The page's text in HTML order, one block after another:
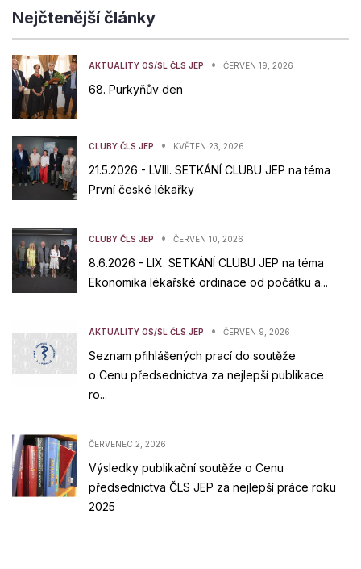
Nejčtenější články
AKTUALITY OS/SL ČLS JEP • ČERVEN 19, 2026
68. Purkyňův den
CLUBY ČLS JEP • KVĚTEN 23, 2026
21.5.2026 - LVIII. SETKÁNÍ CLUBU JEP na téma
První české lékařky
CLUBY ČLS JEP • ČERVEN 10, 2026
8.6.2026 - LIX. SETKÁNÍ CLUBU JEP na téma
Ekonomika lékařské ordinace od počátku a...
AKTUALITY OS/SL ČLS JEP • ČERVEN 9, 2026
Seznam přihlášených prací do soutěže
o Cenu předsednictva za nejlepší publikace
ro...
ČERVENEC 2, 2026
Výsledky publikační soutěže o Cenu
předsednictva ČLS JEP za nejlepší práce roku
2025